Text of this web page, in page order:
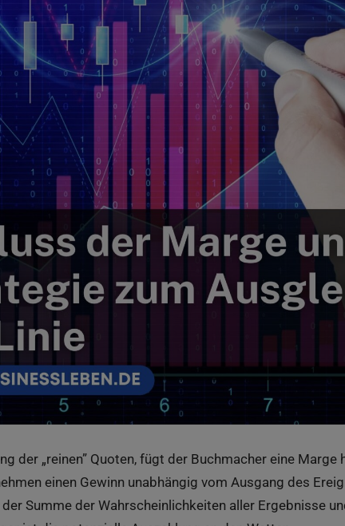
der „reinen” Quoten, fügt der Buchmacher eine
einen Gewinn unabhängig vom Ausgang des
Summe der Wahrscheinlichkeiten aller Ergebnisse